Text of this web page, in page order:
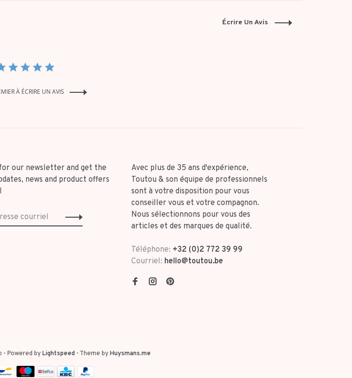
Écrire Un Avis
À ÉCRIRE UN AVIS
our newsletter and get the
news and product offers
Avec plus de 35 ans d'expérience,
Toutou & son équipe de professionnels
sont à votre disposition pour vous
conseiller vous et votre compagnon.
Nous sélectionnons pour vous des
articles et des marques de qualité.
Téléphone: +32 (0)2 772 39 99
Courriel: hello@toutou.be
- Powered byLightspeed - Theme byHuysmans.me